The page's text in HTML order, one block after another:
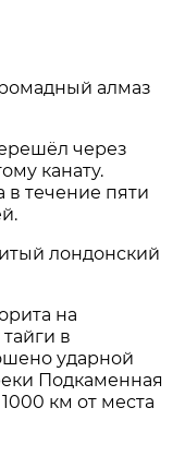
алмаз
через
канату.
в течение пяти
лондонский
на
в
ударной
Подкаменная
км от места